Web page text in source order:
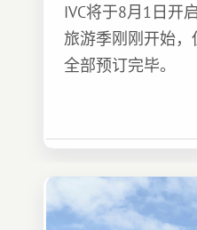
IVC将于8月1日开
旅游季刚刚开始
全部预订完毕。